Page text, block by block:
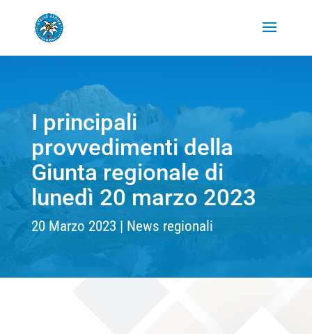
I principali
provvedimenti della
Giunta regionale di
lunedì 20 marzo 2023
20 Marzo 2023 News regionali